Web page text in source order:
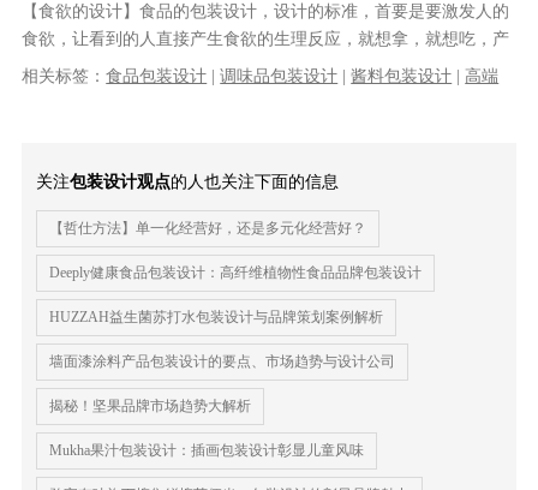
【食欲的设计】食品的包装设计，设计的标准，首要是要激发人的
食欲，让看到的人直接产生食欲的生理反应，就想拿，就想吃，产
生现在就要的那种生理冲动。绝对不能......
相关标签：食品包装设计 |调味品包装设计 |酱料包装设计
高端
关注包装设计观点的人也关注下面的信息
【哲仕方法】单一化经营好，还是多元化经营好？
Deeply健康食品包装设计：高纤维植物性食品品牌包装设计
HUZZAH益生菌苏打水包装设计与品牌策划案例解析
墙面漆涂料产品包装设计的要点、市场趋势与设计公司
揭秘！坚果品牌市场趋势大解析
Mukha果汁包装设计：插画包装设计彰显儿童风味